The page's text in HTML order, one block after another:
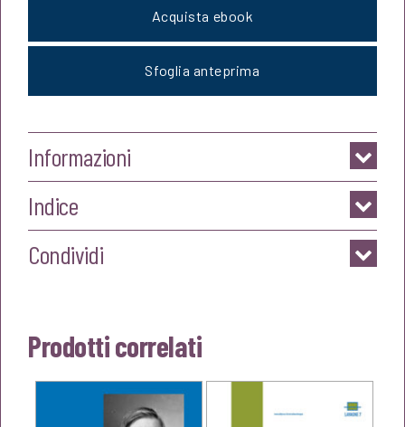
Acquista ebook
Sfoglia anteprima
Informazioni
Indice
Condividi
Prodotti correlati